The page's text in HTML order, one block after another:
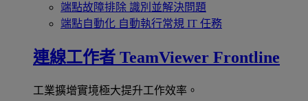
端點故障排除 識別並解決問題
端點自動化 自動執行常規 IT 任務
連線工作者 TeamViewer Frontline
工業擴增實境極大提升工作效率。